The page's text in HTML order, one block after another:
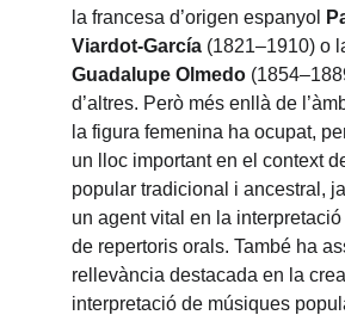
la francesa d’origen espanyol
Viardot-García (1821–1910) o
Guadalupe Olmedo
d’altres. Però més enllà de
la figura femenina ha ocupat,
un lloc important en el context
popular tradicional i ancestral,
un agent vital en la
de repertoris orals. També ha
rellevància destacada en la
interpretació de músiques